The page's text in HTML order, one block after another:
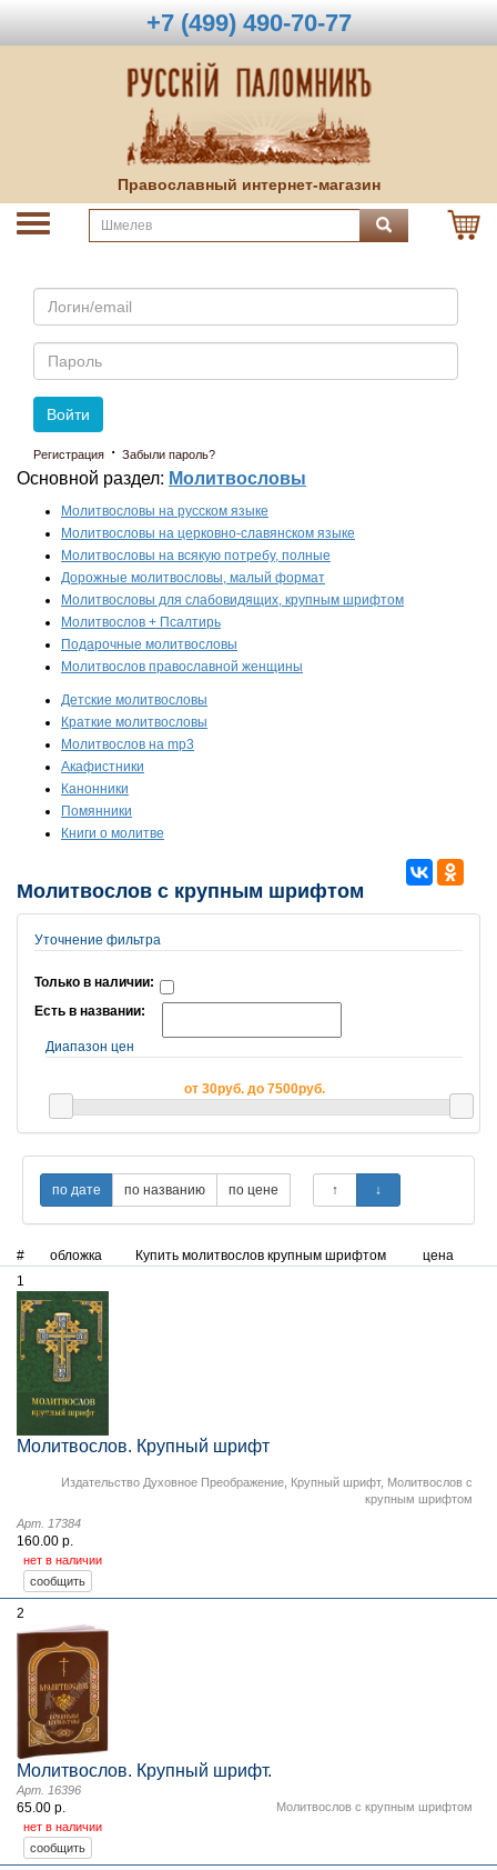
+7 (499) 490-70-77
Православный интернет-магазин
Email
Пароль
Войти
Регистрация · Забыли пароль?
Основной раздел: Молитвословы
Молитвословы на русском языке
Молитвословы на церковно-славянском языке
Молитвословы на всякую потребу, полные
Дорожные молитвословы, малый формат
Молитвословы для слабовидящих, крупным шрифтом
Молитвослов + Псалтирь
Подарочные молитвословы
Молитвослов православной женщины
Детские молитвословы
Краткие молитвословы
Молитвослов на mp3
Акафистники
Канонники
Помянники
Книги о молитве
Молитвослов с крупным шрифтом
Уточнение фильтра
Только в наличии:
Есть в названии:
Диапазон цен
от 30руб. до 7500руб.
# обложка Купить молитвослов крупным шрифтом
цена
1
Молитвослов. Крупный шрифт
Издательство Духовное Преображение Крупный шрифт, Молитвослов с
крупным шрифтом
Арт. 17384
160.00 р.
нет в наличии
2
Молитвослов. Крупный шрифт.
Молитвослов с крупным шрифтом
Арт. 16396
65.00 р.
нет в наличии